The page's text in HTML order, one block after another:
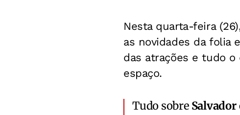
Nesta quarta-feira
as novidades da folia
das atrações e tudo
espaço.
Tudo sobre Salvador